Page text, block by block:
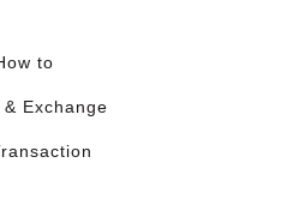
to
Exchange